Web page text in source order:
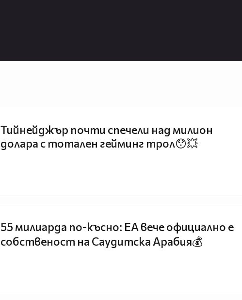
Тийнейджър почти спечели над милион
долара с тотален гейминг трол😯💥
55 милиарда по-късно: EA вече официално е
собственост на Саудитска Арабия💰